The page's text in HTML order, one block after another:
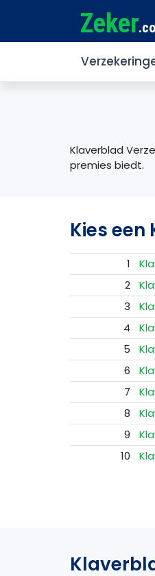
Zeker
Klaverblad
premies biedt.
Kies
1
2
3
4
5
6
7
8
9
10